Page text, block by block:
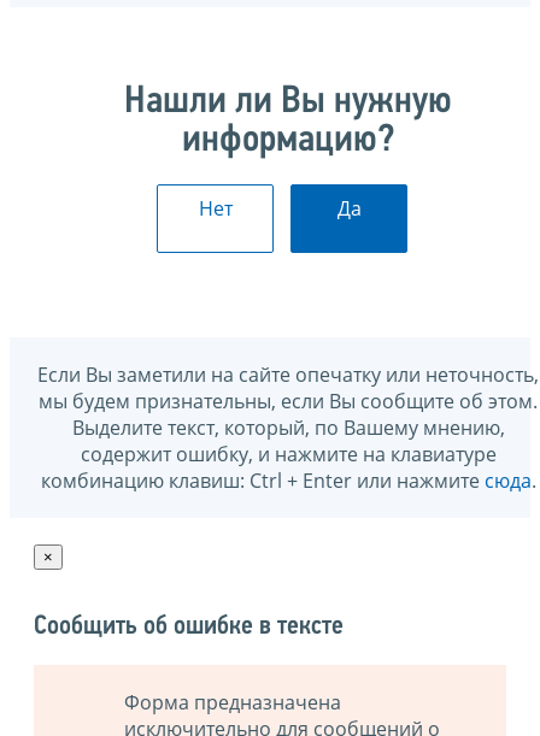
Нашли ли Вы нужную
информацию?
Нет Да
Если Вы заметили на сайте опечатку или неточность,
мы будем признательны, если Вы сообщите об этом.
Выделите текст, который, по Вашему мнению,
содержит ошибку, и нажмите на клавиатуре
комбинацию клавиш: Ctrl + Enter или нажмите сюда.
×
Сообщить об ошибке в тексте
Форма предназначена
исключительно для сообщений о